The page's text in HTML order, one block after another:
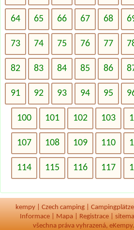
64 65 66 67 68
73 74 75 76 77
82 83 84 85 86
91 92 93 94 95
100 101 102 103
107 108 109 110
114 115 116 117
kempy Czech camping Campingplätze
Informace
Mapa Registrace
všechna práva vyhrazená,